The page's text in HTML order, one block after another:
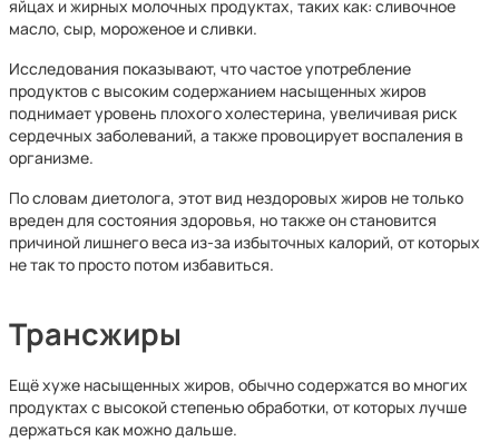
яйцах и жирных молочных продуктах, таких как: сливочное
масло, сыр, мороженое и сливки.
Исследования показывают, что частое употребление
продуктов с высоким содержанием насыщенных жиров
поднимает уровень плохого холестерина, увеличивая риск
сердечных заболеваний, а также провоцирует воспаления в
организме.
По словам диетолога, этот вид нездоровых жиров не только
вреден для состояния здоровья, но также он становится
причиной лишнего веса из-за избыточных калорий, от которых
не так то просто потом избавиться.
Трансжиры
Ещё хуже насыщенных жиров, обычно содержатся во многих
продуктах с высокой степенью обработки, от которых лучше
держаться как можно дальше.